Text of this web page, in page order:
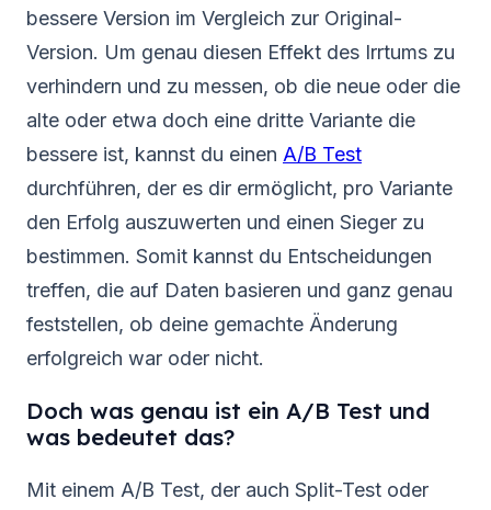
bessere Version im Vergleich zur Original-
Version. Um genau diesen Effekt des Irrtums zu
verhindern und zu messen, ob die neue oder die
alte oder etwa doch eine dritte Variante die
bessere ist, kannst du einen A/B Test
durchführen, der es dir ermöglicht, pro Variante
den Erfolg auszuwerten und einen Sieger zu
bestimmen. Somit kannst du Entscheidungen
treffen, die auf Daten basieren und ganz genau
feststellen, ob deine gemachte Änderung
erfolgreich war oder nicht.
Doch was genau ist ein A/B Test und
was bedeutet das?
Mit einem A/B Test, der auch Split-Test oder